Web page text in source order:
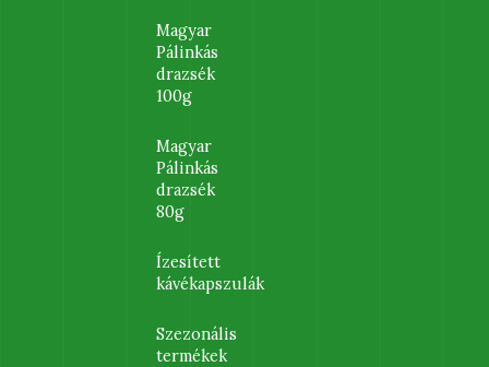
Magyar
Pálinkás
drazsék
100g
Magyar
Pálinkás
drazsék
80g
Ízesített
kávékapszulák
Szezonális
termékek